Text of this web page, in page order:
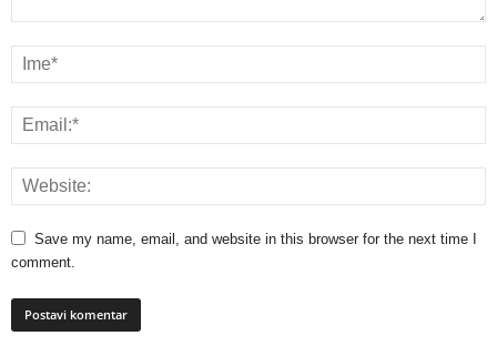
Save my name, email, and website in this browser for the next time I
comment.